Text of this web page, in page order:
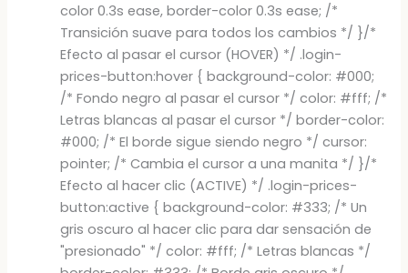
color 0.3s ease, border-color 0.3s ease; /*
Transición suave para todos los cambios */ }/*
Efecto al pasar el cursor (HOVER) */ .login-
prices-button:hover { background-color: #000;
/* Fondo negro al pasar el cursor */ color: #fff; /*
Letras blancas al pasar el cursor */ border-color:
#000; /* El borde sigue siendo negro */ cursor:
pointer; /* Cambia el cursor a una manita */ }/*
Efecto al hacer clic (ACTIVE) */ .login-prices-
button:active { background-color: #333; /* Un
gris oscuro al hacer clic para dar sensación de
"presionado" */ color: #fff; /* Letras blancas */